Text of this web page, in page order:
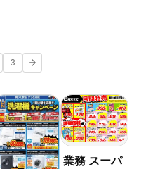
3
業務 スーパ